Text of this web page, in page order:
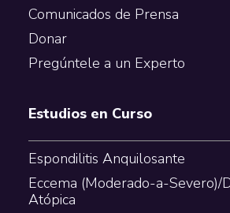
Comunicados de Prensa
Donar
Pregúntele a un Experto
Estudios en Curso
Espondilitis Anquilosante
Eccema (Moderado-a-Severo)/
Atópica